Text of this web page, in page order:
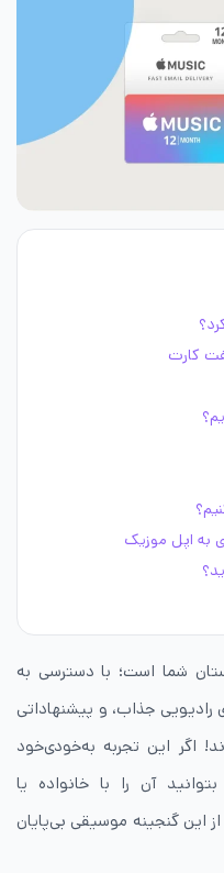
کارت
به اپل موزیک
شما است؛ با دسترسی به
رادیویی جذاب، و پیشنهاداتی
اگر این تجربه به‌خودی‌خود
آن را با خانواده یا
این گنجینه موسیقی بی‌پایان